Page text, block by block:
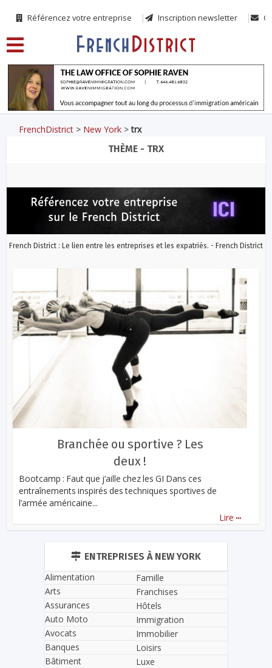
Référencez votre entreprise Inscription newsletter
FrenchDistrict > New York >trx
THÈME - TRX
French District : Le lien entre les entreprises et les expatriés. - French District
Branchée ou sportive ? Les
deux !
Bootcamp : Faut que j’aille chez les GI Dans ces
entraînements inspirés des techniques sportives de
l’armée américaine...
Lire ...
ENTREPRISES À NEW YORK
Alimentation
Arts
Assurances
Auto Moto
Avocats
Banques
Bâtiment
Famille
Franchises
Hôtels
Immigration
Immobilier
Loisirs
Luxe